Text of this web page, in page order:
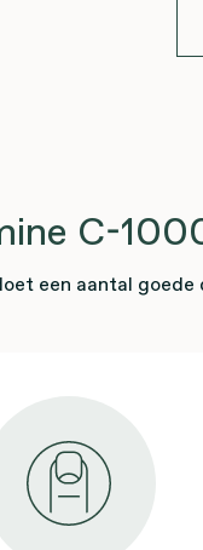
C-
een aantal goede